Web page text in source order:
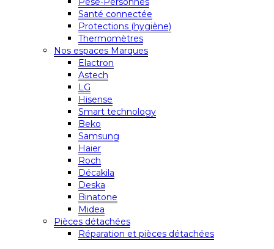
Santé connectée
Protections (hygiène)
Thermomètres
Nos espaces Marques
Elactron
Astech
LG
Hisense
Smart technology
Beko
Samsung
Haier
Roch
Décakila
Deska
Binatone
Midea
Pièces détachées
Réparation et pièces détachées